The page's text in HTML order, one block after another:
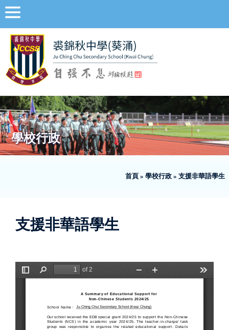
學校行政
首頁 » 學校行政 » 支援非華語學生
支援非華語學生